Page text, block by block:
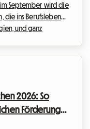
September wird die
die ins Berufsleben
und ganz
wissen wir, dass ein
2026: So
Förderung
in Spanien